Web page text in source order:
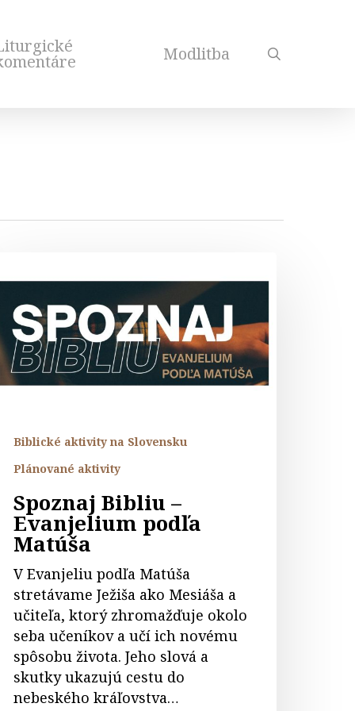
Modlitba
Biblické aktivity na Slovensku
Plánované aktivity
Spoznaj Bibliu –
Evanjelium podľa
Matúša
V Evanjeliu podľa Matúša
stretávame Ježiša ako Mesiáša a
učiteľa, ktorý zhromažďuje okolo
seba učeníkov a učí ich novému
spôsobu života. Jeho slová a
skutky ukazujú cestu do
nebeského kráľovstva…